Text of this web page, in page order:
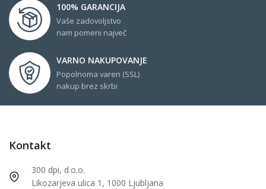
100% GARANCIJA
Vaše zadovoljstvo
nam pomeni največ
VARNO NAKUPOVANJE
Popolnoma varen (SSL)
nakup brez skrbi
Kontakt
300 dpi, d.o.o.
Likozarjeva ulica 1, 1000 Ljubljana